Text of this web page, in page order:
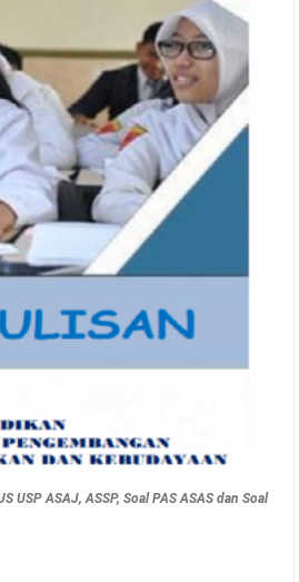
USP ASAJ, ASSP, Soal PAS ASAS dan Soal